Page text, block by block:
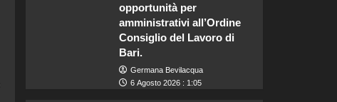
opportunità per
amministrativi all’Ordine
Consiglio del Lavoro di
Bari.
Germana Bevilacqua
6 Agosto 2026 : 1:05